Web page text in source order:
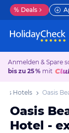
% Deals
Anmelden & Spare
bis zu 25 % mit
Hotels Oasis
Oasis
Hotel -